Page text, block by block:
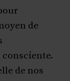
de
de nos